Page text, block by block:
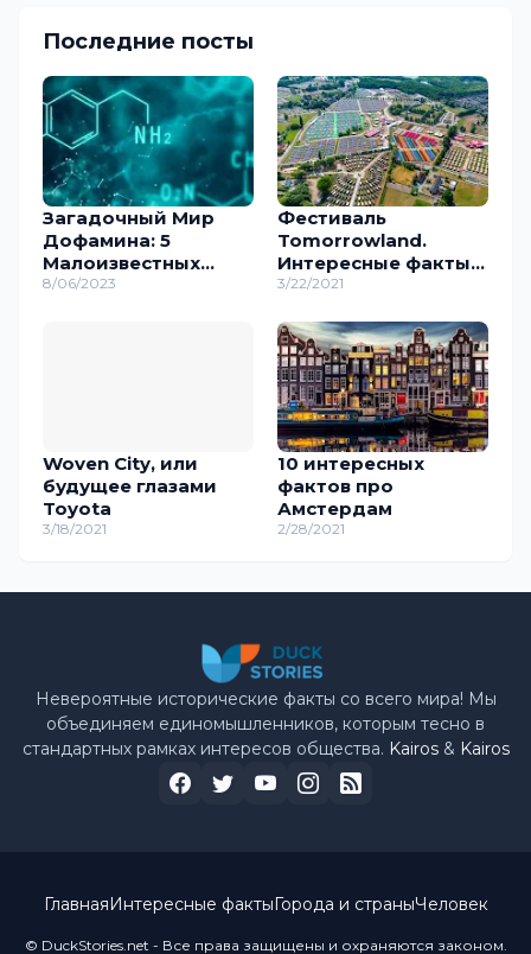
Последние посты
Загадочный Мир
Дофамина: 5
Малоизвестных
Фактов о Ключевом
8/06/2023
Фестиваль
Tomorrowland.
Интересные факты о
лучшем
событии в Европе
3/22/2021
Woven City, или
будущее глазами
Toyota
3/18/2021
10 интересных
фактов про
Амстердам
2/28/2021
Невероятные исторические факты со всего мира! Мы
объединяем единомышленников, которым тесно в
стандартных рамках интересов общества. Kairos& Kairos
© DuckStories.net - Все права защищены и охраняются законом.
ГлавнаяИнтересные фактыГорода и страныЧеловек